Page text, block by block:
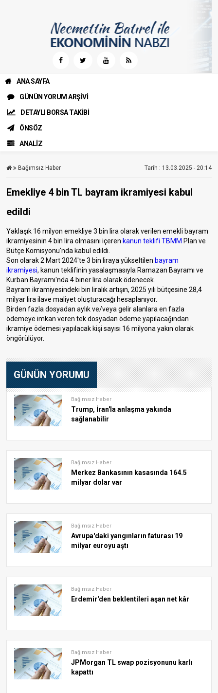
ANA SAYFA
GÜNÜN YORUM ARŞİVİ
DETAYLI BORSA TAKİBİ
ÖNSÖZ
ANALİZ
Bağımsız Haber Tarih : 13.03.2025 - 20:14
Emekliye 4 bin TL bayram ikramiyesi kabul
edildi
Yaklaşık 16 milyon emekliye 3 bin lira olarak verilen emekli bayram
ikramiyesinin 4 bin lira olmasını içeren kanun teklifi TBMM Plan ve
Bütçe Komisyonu'nda kabul edildi.
Son olarak 2 Mart 2024'te 3 bin liraya yükseltilen bayram
ikramiyesi, kanun teklifinin yasalaşmasıyla Ramazan Bayramı ve
Kurban Bayramı'nda 4 biner lira olarak ödenecek.
Bayram ikramiyesindeki bin liralık artışın, 2025 yılı bütçesine 28,4
milyar lira ilave maliyet oluşturacağı hesaplanıyor.
Birden fazla dosyadan aylık ve/veya gelir alanlara en fazla
ödemeye imkan veren tek dosyadan ödeme yapılacağından
ikramiye ödemesi yapılacak kişi sayısı 16 milyona yakın olarak
öngörülüyor.
GÜNÜN YORUMU
Bağımsız Haber
Trump, İran'la anlaşma yakında
sağlanabilir
Bağımsız Haber
Merkez Bankasının kasasında 164.5
milyar dolar var
Bağımsız Haber
Avrupa'daki yangınların faturası 19
milyar euroyu aştı
Bağımsız Haber
Erdemir'den beklentileri aşan net kâr
Bağımsız Haber
JPMorgan TL swap pozisyonunu karlı
kapattı